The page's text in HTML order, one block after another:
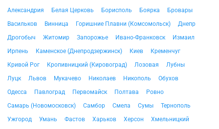
Александрия Белая Церковь Борисполь Боярка
Бровары
Васильков
Винница Горишние Плавни (Комсомольск)
Днепр
Дрогобыч
Житомир Запорожье Ивано-Франковск
Измаил
Ирпень
Каменское (Днепродзержинск) Киев
Кременчуг
Кривой Рог
Кропивницкий (Кировоград) Лозовая
Лубны
Луцк
Львов Мукачево Николаев Никополь
Обухов
Одесса
Павлоград Первомайск Полтава
Ровно
Самарь (Новомосковск)
Самбор Смела Сумы
Тернополь
Ужгород
Умань Фастов Харьков Херсон
Хмельницкий